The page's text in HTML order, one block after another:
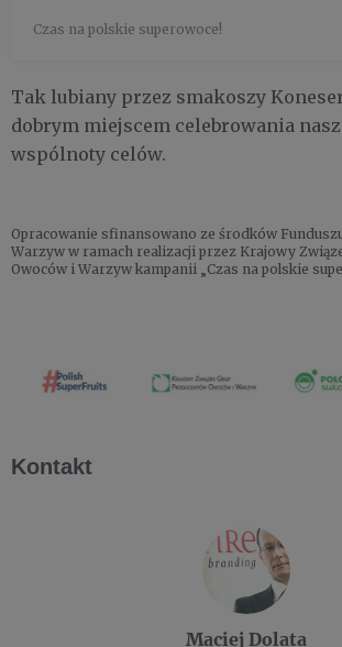
gatunku. Borówka jak magnes
Czas na polskie superowoce!
Tak lubiany przez smakoszy
dobrym miejscem celebrowania
wspólnoty celów.
Opracowanie sfinansowano ze środków
Warzyw w ramach realizacji przez Krajowy
Owoców i Warzyw kampanii „Czas na polskie
Kontakt
Maciej Dolata